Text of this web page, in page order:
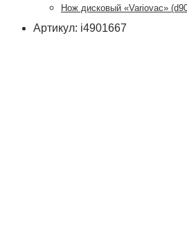
Нож дисковый «Variovac»
Артикул: i4901667